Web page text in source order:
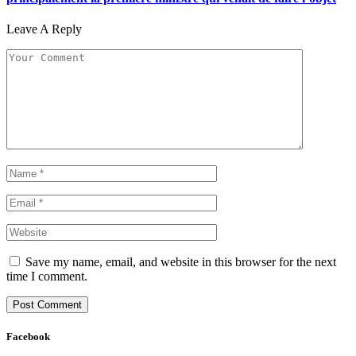
Leave A Reply
Save my name, email, and website in this browser for the next
time I comment.
Facebook